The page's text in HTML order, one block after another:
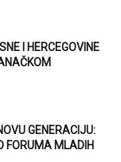
I HERCEGOVINE
GENERACIJU:
FORUMA MLADIH